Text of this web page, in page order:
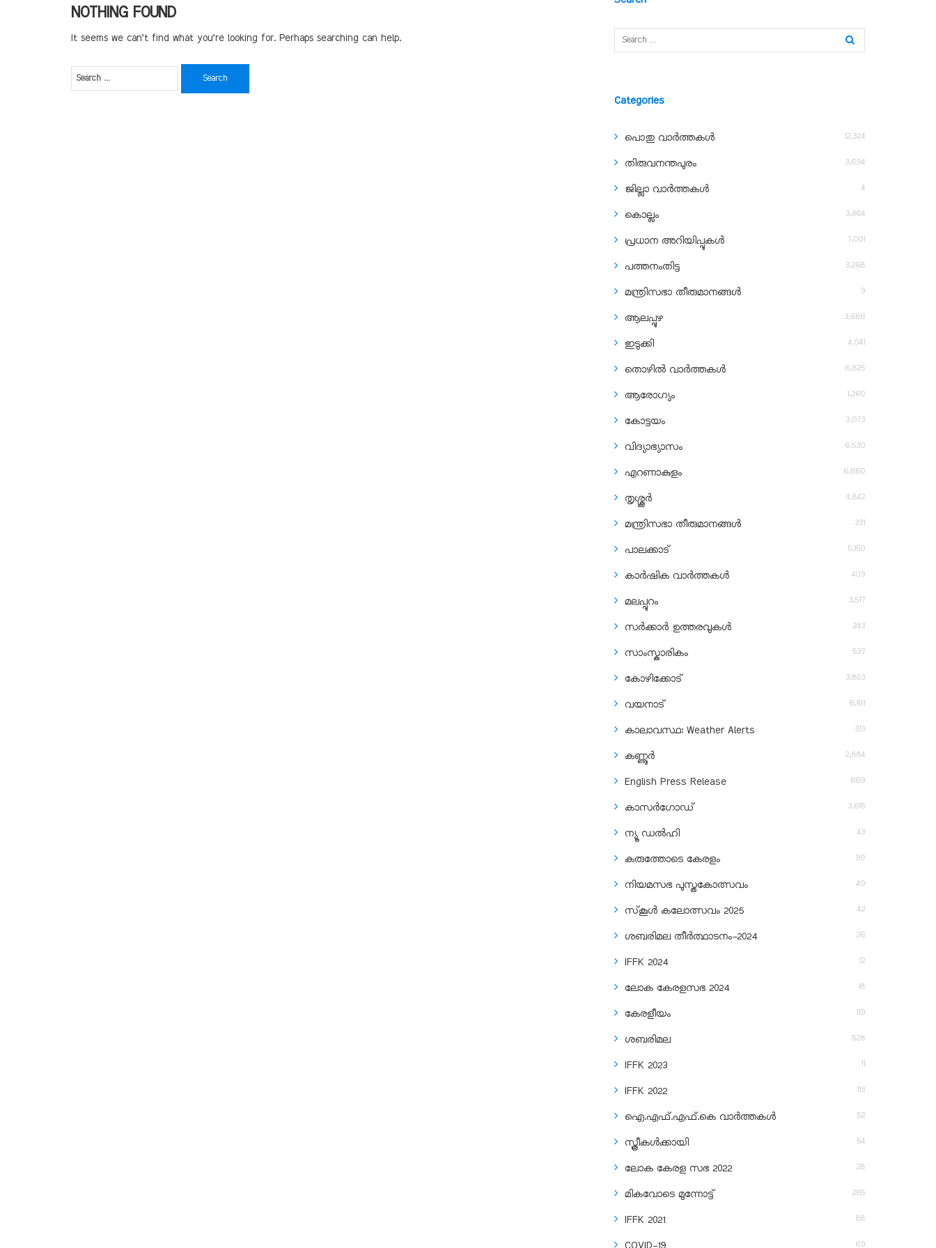
NOTHING FOUND
It seems we can’t find what you’re looking for. Perhaps searching can help.
Categories
പൊതു വാർത്തകൾ 12,324
തിരുവനന്തപുരം 3,694
ജില്ലാ വാർത്തകൾ 4
കൊല്ലം 3,464
പ്രധാന അറിയിപ്പുകൾ 7,001
പത്തനംതിട്ട 3,268
മന്ത്രിസഭാ തീരുമാനങ്ങൾ 9
ആലപ്പുഴ 3,686
ഇടുക്കി 4,041
തൊഴിൽ വാർത്തകൾ 6,825
ആരോഗ്യം 1,260
കോട്ടയം 3,073
വിദ്യാഭ്യാസം 6,530
എറണാകുളം 6,660
തൃശ്ശൂർ 4,842
മന്ത്രിസഭാ തീരുമാനങ്ങൾ 331
പാലക്കാട് 5,150
കാർഷിക വാർത്തകൾ 409
മലപ്പുറം 3,517
സർക്കാർ ഉത്തരവുകൾ 243
സാംസ്കാരികം 537
കോഴിക്കോട് 3,853
വയനാട് 6,161
കാലാവസ്ഥ: Weather Alerts 313
കണ്ണൂർ 2,884
English Press Release 669
കാസർഗോഡ് 3,615
ന്യൂ ഡൽഹി 43
കരുത്തോടെ കേരളം 99
നിയമസഭ പുസ്തകോത്സവം 49
സ്‌കൂൾ കലോത്സവം 2025 42
ശബരിമല തീര്‍ത്ഥാടനം-2024 26
IFFK 2024 12
ലോക കേരളസഭ 2024 18
കേരളീയം 119
ശബരിമല 528
IFFK 2023 11
IFFK 2022 113
ഐ.എഫ്.എഫ്.കെ വാർത്തകൾ 52
സ്ത്രീകൾക്കായി 54
ലോക കേരള സഭ 2022 28
മികവോടെ മുന്നോട്ട് 265
IFFK 2021 88
69